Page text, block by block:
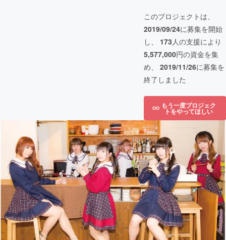
このプロジェクトは、
2019/09/24に募集を開始
し、 173人の支援により
5,577,000円の資金を集
め、 2019/11/26に募集を
終了しました
もう一度プロジェク
トをやってほしい